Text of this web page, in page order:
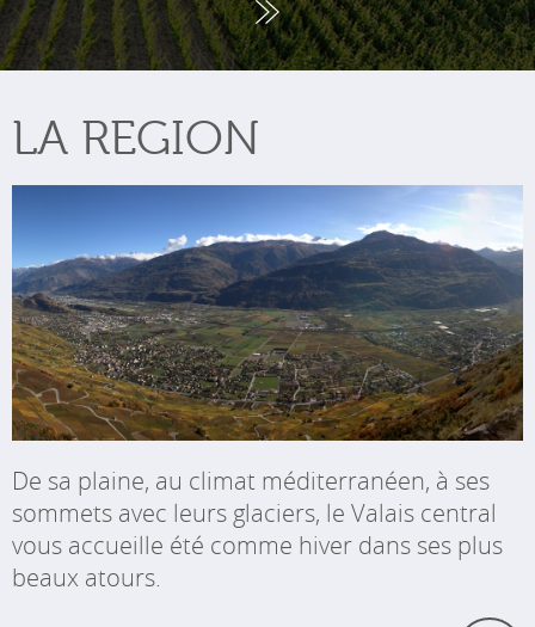
LA REGION
De sa plaine, au climat méditerranéen, à ses
sommets avec leurs glaciers, le Valais central
vous accueille été comme hiver dans ses plus
beaux atours.